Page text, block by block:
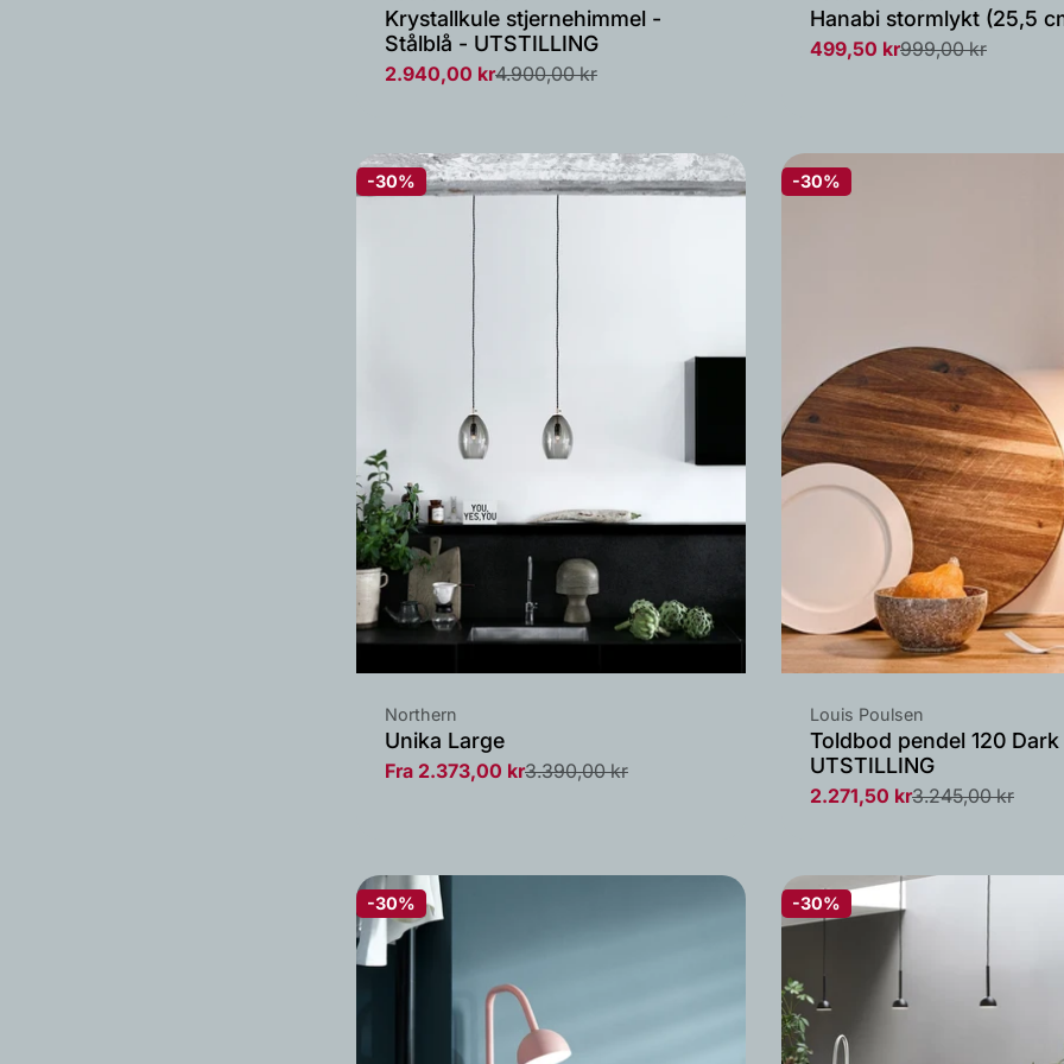
Krystallkule stjernehimmel -
Stålblå - UTSTILLING
Salgs
2.940,00 kr
Vanlig
4.900,00 kr
Hanabi stormlykt (25,5
Salgs
499,50 kr
Vanlig
999,00 kr
-30%
Leverandør:
Northern
Unika Large
Salgs
Fra 2.373,00 kr
Vanlig
3.390,00 kr
-30%
Leverandør:
Louis Poulsen
Toldbod pendel 120
UTSTILLING
Salgs
2.271,50 kr
Vanlig
3.245,00 kr
-30% -30%